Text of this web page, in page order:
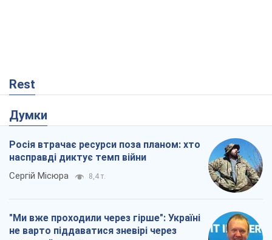
Rest
Думки
Росія втрачає ресурси поза планом: хто
насправді диктує темп війни
Сергій Місюра 8,4 т.
"Ми вже проходили через гірше": Україні
не варто піддаватися зневірі через